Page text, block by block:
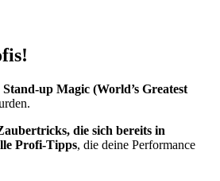
Stand-up Magic (World’s Greatest
die sich bereits in
Profi-Tipps, die deine Performance